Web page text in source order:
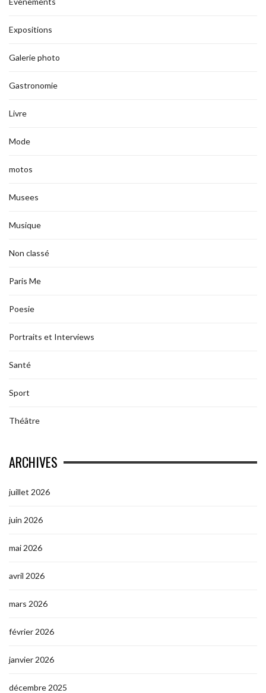
Expositions
Galerie photo
Gastronomie
Livre
Mode
motos
Musees
Musique
Non classé
Paris Me
Poesie
Portraits et Interviews
Santé
Sport
Théâtre
ARCHIVES
juillet 2026
juin 2026
mai 2026
avril 2026
mars 2026
février 2026
janvier 2026
décembre 2025